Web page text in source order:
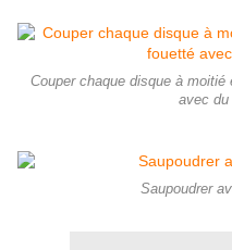
Couper chaque disque à
avec du
Saupoudrer